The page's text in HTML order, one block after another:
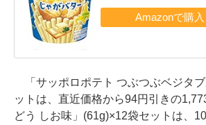
「サッポロポテト つぶつぶベジタ
ットは、直近価格から94円引きの
どう しお味」(61g)×12袋セットは、